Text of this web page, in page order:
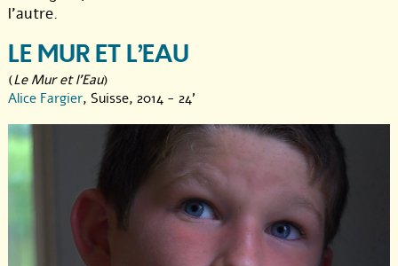
l’autre.
LE MUR ET L’EAU
(Le Mur et l'Eau)
Alice Fargier, Suisse, 2014 - 24'